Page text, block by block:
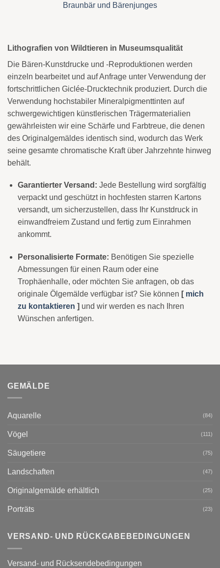
Braunbär und Bärenjunges
Lithografien von Wildtieren in Museumsqualität
Die Bären-Kunstdrucke und -Reproduktionen werden
einzeln bearbeitet und auf Anfrage unter Verwendung der
fortschrittlichen Giclée-Drucktechnik produziert. Durch die
Verwendung hochstabiler Mineralpigmenttinten auf
schwergewichtigen künstlerischen Trägermaterialien
gewährleisten wir eine Schärfe und Farbtreue, die denen
des Originalgemäldes identisch sind, wodurch das Werk
seine gesamte chromatische Kraft über Jahrzehnte hinweg
behält.
Garantierter Versand: Jede Bestellung wird sorgfältig
verpackt und geschützt in hochfesten starren Kartons
versandt, um sicherzustellen, dass Ihr Kunstdruck in
einwandfreiem Zustand und fertig zum Einrahmen
ankommt.
Personalisierte Formate: Benötigen Sie spezielle
Abmessungen für einen Raum oder eine
Trophäenhalle, oder möchten Sie anfragen, ob das
originale Ölgemälde verfügbar ist? Sie können [ mich
zu kontaktieren ] und wir werden es nach Ihren
Wünschen anfertigen.
GEMÄLDE
Aquarelle (84)
Vögel (111)
Säugetiere (75)
Landschaften (47)
Originalgemälde erhältlich (25)
Porträts (23)
VERSAND- UND RÜCKGABEBEDINGUNGEN
Versand- und Rücksendebedingungen